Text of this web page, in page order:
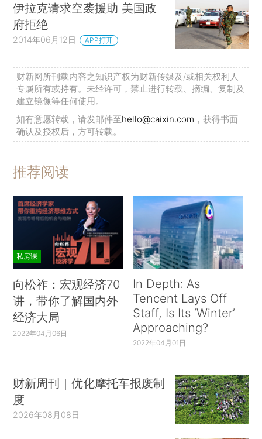
伊拉克请求空袭援助 美国政
府拒绝
2014年06月12日 APP打开
财新网所刊载内容之知识产权为财新传媒及/或相关权利人
专属所有或持有。未经许可，禁止进行转载、摘编、复制及
建立镜像等任何使用。
如有意愿转载，请发邮件至hello@caixin.com ，获得书面
确认及授权后，方可转载。
推荐阅读
私房课
向松祚：宏观经济70
讲，带你了解国内外
经济大局
2022年04月06日
In Depth: As
Tencent Lays Off
Staff, Is Its ‘Winter’
Approaching?
2022年04月01日
财新周刊｜优化摩托车报废制
度
2026年08月08日